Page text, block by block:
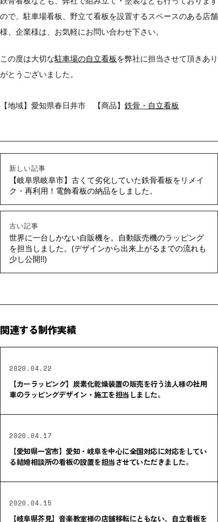
ので、駐車場看板、野立て看板を設置するスペースのある店舗
様、企業様は、お気軽にお問い合わせ下さい。
この度は大切な駐車場の自立看板 を弊社に担当させて頂きあり
がとうございました。
【地域】愛知県春日井市 【商品】 鉄骨・自立看板
新しい記事
【岐阜県岐阜市】古くて劣化していた鉄骨看板をリメイ
ク・再利用！電飾看板の納品をしました。
古い記事
世界に一台しかない自販機を。自動販売機のラッピング
を担当しました。(デザインから出来上がるまでの流れも
少し公開!!)
関連する制作実績
2020.04.22
【カーラッピング】炭素化乾燥装置の販売を行う法人様の社用
車のラッピングデザイン・施工を担当しました。
2020.04.17
【愛知県一宮市】愛知・岐阜を中心に全国対応に対応をしてい
る結婚相談所の看板の設置を担当させていただきました。
2020.04.15
【岐阜県芥見】音楽教室様の店舗移転にともない、自立看板を